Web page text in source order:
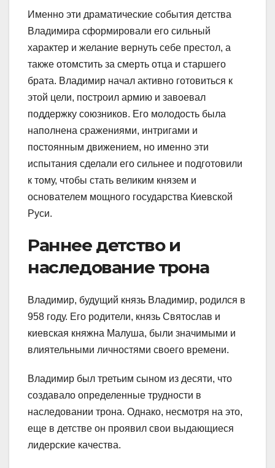
Именно эти драматические события детства
Владимира сформировали его сильный
характер и желание вернуть себе престол, а
также отомстить за смерть отца и старшего
брата. Владимир начал активно готовиться к
этой цели, построил армию и завоевал
поддержку союзников. Его молодость была
наполнена сражениями, интригами и
постоянным движением, но именно эти
испытания сделали его сильнее и подготовили
к тому, чтобы стать великим князем и
основателем мощного государства Киевской
Руси.
Раннее детство и
наследование трона
Владимир, будущий князь Владимир, родился в
958 году. Его родители, князь Святослав и
киевская княжна Малуша, были значимыми и
влиятельными личностями своего времени.
Владимир был третьим сыном из десяти, что
создавало определенные трудности в
наследовании трона. Однако, несмотря на это,
еще в детстве он проявил свои выдающиеся
лидерские качества.